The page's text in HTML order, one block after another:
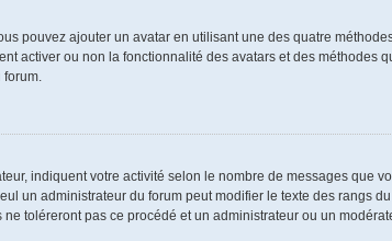
pouvez ajouter un avatar en utilisant une des quatre
activer ou non la fonctionnalité des avatars et des
forum.
indiquent votre activité selon le nombre de messages que
un administrateur du forum peut modifier le texte des rangs
toléreront pas ce procédé et un administrateur ou un